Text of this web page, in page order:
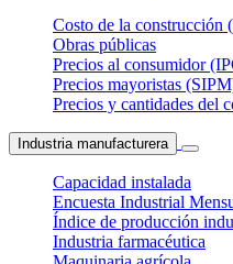
Costo de la construcción
Obras públicas
Precios al consumidor
Precios mayoristas
Precios y cantidades del
Industria manufacturera
Capacidad instalada
Encuesta Industrial
Índice de producción
Industria farmacéutica